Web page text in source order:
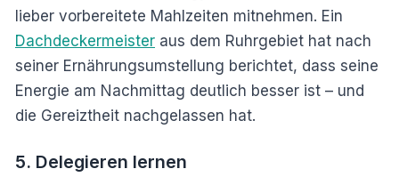
lieber vorbereitete Mahlzeiten mitnehmen. Ein
Dachdeckermeister aus dem Ruhrgebiet hat nach
seiner Ernährungsumstellung berichtet, dass seine
Energie am Nachmittag deutlich besser ist – und
die Gereiztheit nachgelassen hat.
5. Delegieren lernen